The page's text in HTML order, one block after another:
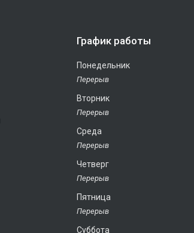
График работы
Понедельник
Вторник
Среда
Четверг
Пятница
Суббота